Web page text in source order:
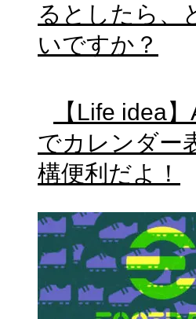
るとしたら、
いですか？
【Life idea
でカレンダー
構便利だよ！